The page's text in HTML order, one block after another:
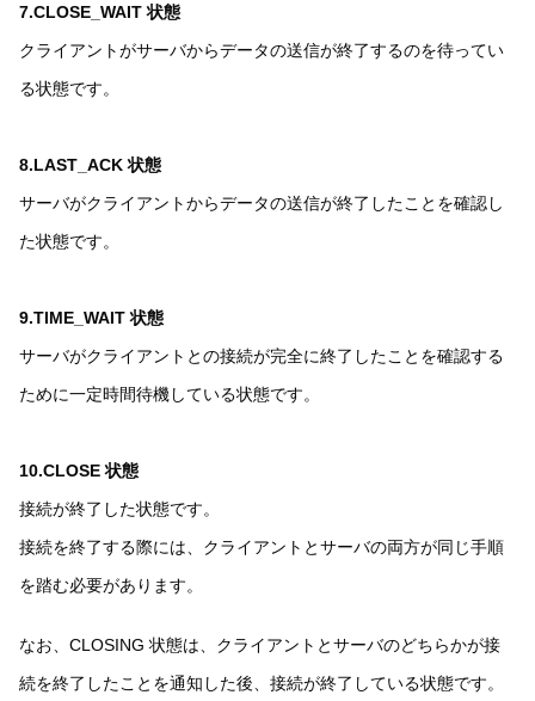
7.CLOSE_WAIT 状態
クライアントがサーバからデータの送信が終了するのを待ってい
る状態です。
8.LAST_ACK 状態
サーバがクライアントからデータの送信が終了したことを確認し
た状態です。
9.TIME_WAIT 状態
サーバがクライアントとの接続が完全に終了したことを確認する
ために一定時間待機している状態です。
10.CLOSE 状態
接続が終了した状態です。
接続を終了する際には、クライアントとサーバの両方が同じ手順
を踏む必要があります。
なお、CLOSING 状態は、クライアントとサーバのどちらかが接
続を終了したことを通知した後、接続が終了している状態です。